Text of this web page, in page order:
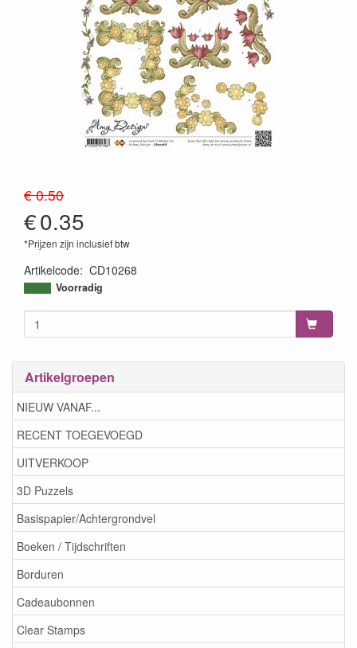
Artikelgroepen
NIEUW VANAF...
RECENT TOEGEVOEGD
UITVERKOOP
3D Puzzels
Basispapier/Achtergrondvel
Boeken / Tijdschriften
Borduren
Cadeaubonnen
Clear Stamps
€ 0.50
€0.35
*Prijzen zijn inclusief btw
Artikelcode: CD10268
8718403417487
Voorradig